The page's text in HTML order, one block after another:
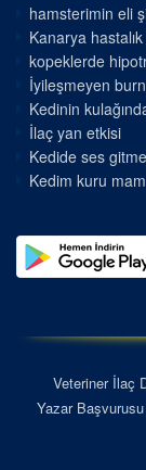
hamsterimin eli
Kanarya hastalık
kopeklerde
İyileşmeyen
Kedinin
İlaç yan etkisi
Kedide ses
Kedim kuru
Veteriner İlaç
Yazar Başvurusu